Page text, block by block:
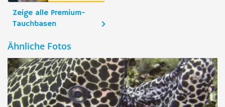
Zeige alle Premium-
Tauchbasen
Ähnliche Fotos